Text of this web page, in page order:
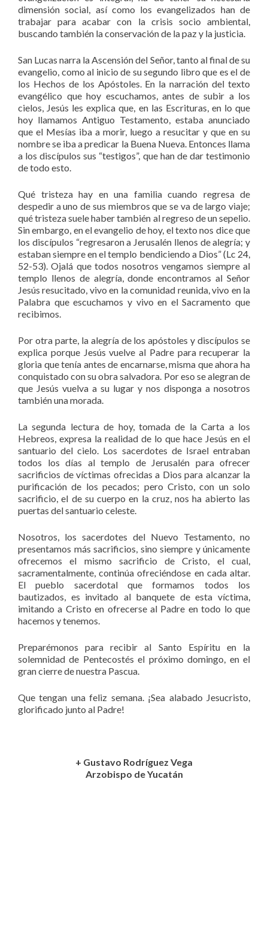
dimensión social, así como los evangelizados han de
trabajar para acabar con la crisis socio ambiental,
buscando también la conservación de la paz y la justicia.
San Lucas narra la Ascensión del Señor, tanto al final de su
evangelio, como al inicio de su segundo libro que es el de
los Hechos de los Apóstoles. En la narración del texto
evangélico que hoy escuchamos, antes de subir a los
cielos, Jesús les explica que, en las Escrituras, en lo que
hoy llamamos Antiguo Testamento, estaba anunciado
que el Mesías iba a morir, luego a resucitar y que en su
nombre se iba a predicar la Buena Nueva. Entonces llama
a los discípulos sus “testigos”, que han de dar testimonio
de todo esto.
Qué tristeza hay en una familia cuando regresa de
despedir a uno de sus miembros que se va de largo viaje;
qué tristeza suele haber también al regreso de un sepelio.
Sin embargo, en el evangelio de hoy, el texto nos dice que
los discípulos “regresaron a Jerusalén llenos de alegría; y
estaban siempre en el templo bendiciendo a Dios” (Lc 24,
52-53). Ojalá que todos nosotros vengamos siempre al
templo llenos de alegría, donde encontramos al Señor
Jesús resucitado, vivo en la comunidad reunida, vivo en la
Palabra que escuchamos y vivo en el Sacramento que
recibimos.
Por otra parte, la alegría de los apóstoles y discípulos se
explica porque Jesús vuelve al Padre para recuperar la
gloria que tenía antes de encarnarse, misma que ahora ha
conquistado con su obra salvadora. Por eso se alegran de
que Jesús vuelva a su lugar y nos disponga a nosotros
también una morada.
La segunda lectura de hoy, tomada de la Carta a los
Hebreos, expresa la realidad de lo que hace Jesús en el
santuario del cielo. Los sacerdotes de Israel entraban
todos los días al templo de Jerusalén para ofrecer
sacrificios de víctimas ofrecidas a Dios para alcanzar la
purificación de los pecados; pero Cristo, con un solo
sacrificio, el de su cuerpo en la cruz, nos ha abierto las
puertas del santuario celeste.
Nosotros, los sacerdotes del Nuevo Testamento, no
presentamos más sacrificios, sino siempre y únicamente
ofrecemos el mismo sacrificio de Cristo, el cual,
sacramentalmente, continúa ofreciéndose en cada altar.
El pueblo sacerdotal que formamos todos los
bautizados, es invitado al banquete de esta víctima,
imitando a Cristo en ofrecerse al Padre en todo lo que
hacemos y tenemos.
Preparémonos para recibir al Santo Espíritu en la
solemnidad de Pentecostés el próximo domingo, en el
gran cierre de nuestra Pascua.
Que tengan una feliz semana. ¡Sea alabado Jesucristo,
glorificado junto al Padre!
+ Gustavo Rodríguez Vega
Arzobispo de Yucatán